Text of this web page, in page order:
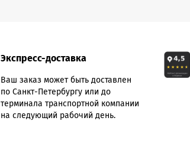
Экспресс-доставка
Ваш заказ может быть доставлен
по Санкт-Петербургу или до
терминала транспортной компании
на следующий рабочий день.